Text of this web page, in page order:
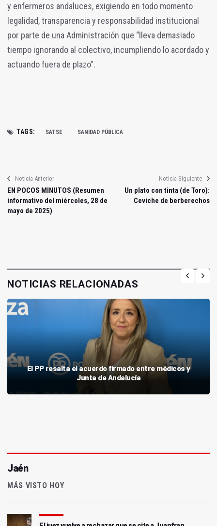
y enfermeros andaluces, exigiendo en todo momento
legalidad, transparencia y responsabilidad institucional
por parte de una Administración que “lleva demasiado
tiempo ignorando al colectivo, incumpliendo lo acordado y
actuando fuera de plazo”.
TAGS: SATSE SANIDAD PÚBLICA
Noticia Anterior
EN POCOS MINUTOS (Resumen
informativo del miércoles, 28 de
mayo de 2025)
Noticia Siguiente
Un plato con tinta (de Toro):
Ceviche de berberechos
NOTICIAS RELACIONADAS
El PP resalta el acuerdo firmado entre médicos y
Junta de Andalucía
Jaén
MÁS VISTO HOY